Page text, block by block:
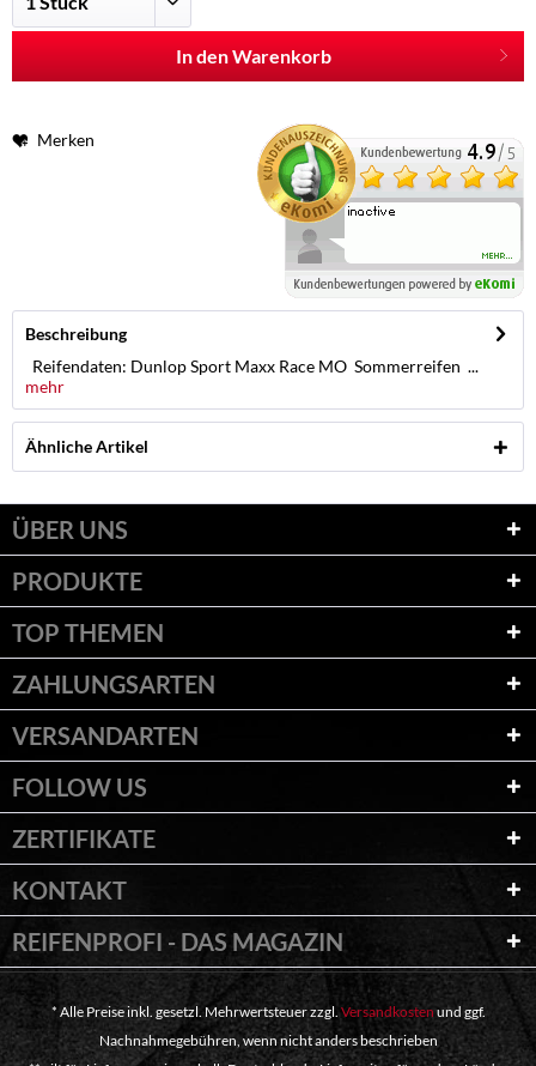
In den Warenkorb
Merken
Beschreibung
Reifendaten: Dunlop Sport Maxx Race MO Sommerreifen ...
mehr
Ähnliche Artikel
ÜBER UNS
PRODUKTE
TOP THEMEN
ZAHLUNGSARTEN
VERSANDARTEN
FOLLOW US
ZERTIFIKATE
KONTAKT
REIFENPROFI - DAS MAGAZIN
* Alle Preise inkl. gesetzl. Mehrwertsteuer zzgl.Versandkosten und ggf.
Nachnahmegebühren, wenn nicht anders beschrieben